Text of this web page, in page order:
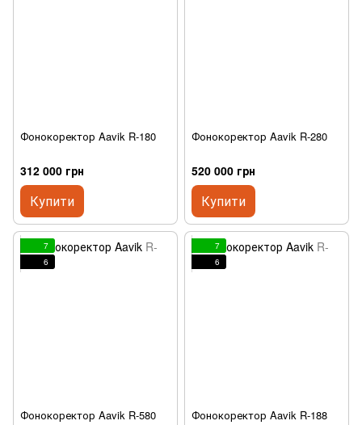
Фонокоректор Aavik R-180
312 000 грн
Купити
Фонокоректор Aavik R-280
520 000 грн
Купити
7
6
Фонокоректор Aavik R-580
7
6
Фонокоректор Aavik R-188